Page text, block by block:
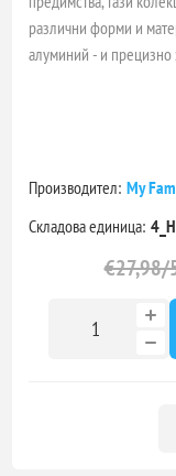
различни форми и
алуминий - и
Производител: My
Складова единица:
€27,98/